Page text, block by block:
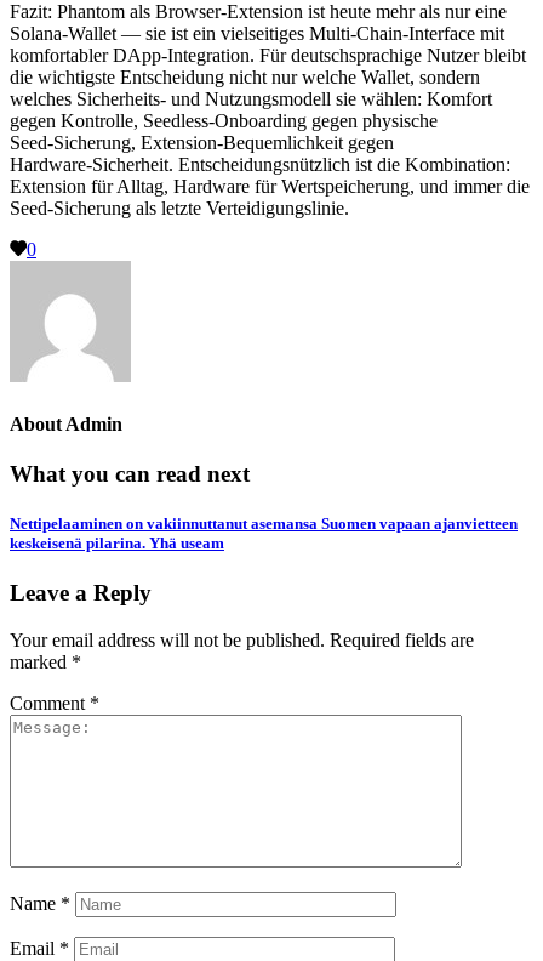
Fazit: Phantom als Browser‑Extension ist heute mehr als nur eine
Solana‑Wallet — sie ist ein vielseitiges Multi‑Chain‑Interface mit
komfortabler DApp‑Integration. Für deutschsprachige Nutzer bleibt
die wichtigste Entscheidung nicht nur welche Wallet, sondern
welches Sicherheits- und Nutzungsmodell sie wählen: Komfort
gegen Kontrolle, Seedless‑Onboarding gegen physische
Seed‑Sicherung, Extension‑Bequemlichkeit gegen
Hardware‑Sicherheit. Entscheidungsnützlich ist die Kombination:
Extension für Alltag, Hardware für Wertspeicherung, und immer die
Seed‑Sicherung als letzte Verteidigungslinie.
0
About Admin
What you can read next
Nettipelaaminen on vakiinnuttanut asemansa Suomen vapaan ajanvietteen
keskeisenä pilarina. Yhä useam
Leave a Reply
Your email address will not be published. Required fields are
marked *
Comment *
Name *
Email *